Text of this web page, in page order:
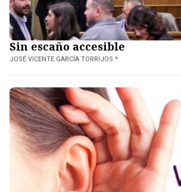
Sin escaño accesible
JOSÉ VICENTE GARCÍA TORRIJOS *